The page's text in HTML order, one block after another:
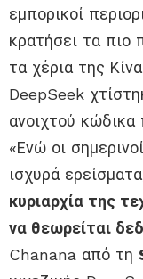
εμπορικοί
κρατήσει τα πιο
τα χέρια της
DeepSeek
ανοιχτού κώδικα
«Ενώ οι
ισχυρά
κυριαρχία της
να θεωρείται
Chanana από τη